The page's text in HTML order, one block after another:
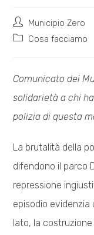
Autore
dell'articolo:
Municipio Zero
Categoria
Cosa facciamo
Comunicato dei
solidarietà a chi
polizia di questa
La brutalità della
difendono il parco
repressione
episodio evidenzia
lato, la